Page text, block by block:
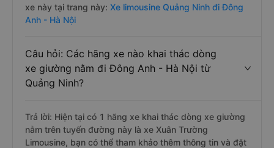
xe này tại trang này: Xe limousine Quảng Ninh đi Đông
Anh - Hà Nội
Câu hỏi: Các hãng xe nào khai thác dòng
xe giường nằm đi Đông Anh - Hà Nội từ
Quảng Ninh?
Trả lời: Hiện tại có 1 hãng xe khai thác dòng xe giường
nằm trên tuyến đường này là xe Xuân Trường
Limousine, bạn có thể tham khảo thêm thông tin và đặt